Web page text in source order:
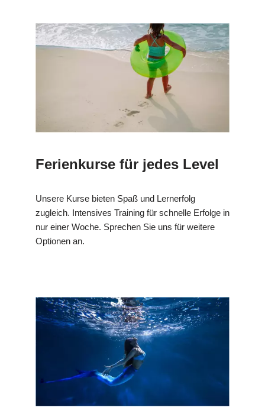
Ferienkurse für jedes Level
Unsere Kurse bieten Spaß und Lernerfolg
zugleich. Intensives Training für schnelle Erfolge in
nur einer Woche. Sprechen Sie uns für weitere
Optionen an.